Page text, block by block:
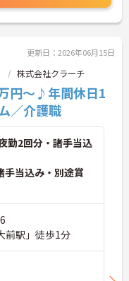
更新日：2026年06月15日
株式会社クラーチ
円～♪年間休日1
／介護職
勤2回分・諸手当込
手当込み・別途賞
前駅」徒歩1分